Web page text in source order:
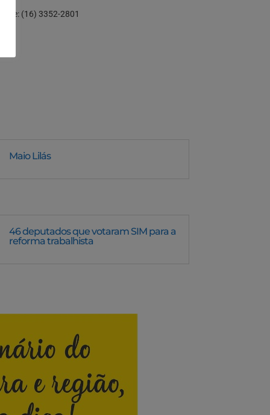
(16) 3352-2801
Maio Lilás
46 deputados que votaram SIM para a
reforma trabalhista